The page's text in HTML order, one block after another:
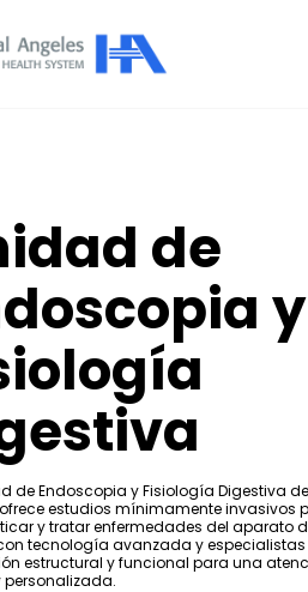
de
y
de Endoscopia y Fisiología Digestiva
estudios mínimamente invasivos
y tratar enfermedades del aparato
tecnología avanzada y especialistas
estructural y funcional para una
personalizada.